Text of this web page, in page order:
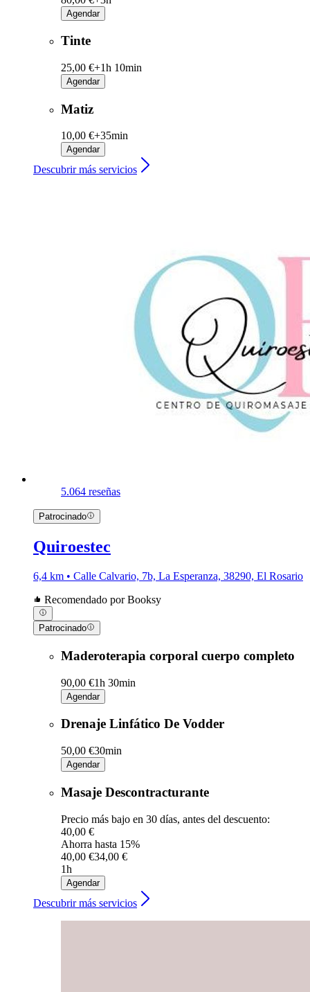
Agendar
Tinte
25,00 €+1h 10min
Agendar
Matiz
10,00 €+35min
Agendar
Descubrir más servicios
5.064 reseñas
Patrocinado
Quiroestec
6,4 km • Calle Calvario, 7b, La Esperanza, 38290, El Rosario
Recomendado por Booksy
Patrocinado
Maderoterapia corporal cuerpo completo
90,00 €1h 30min
Agendar
Drenaje Linfático De Vodder
50,00 €30min
Agendar
Masaje Descontracturante
Precio más bajo en 30 días, antes del descuento:
40,00 €
Ahorra hasta 15%
40,00 €34,00 €
1h
Agendar
Descubrir más servicios